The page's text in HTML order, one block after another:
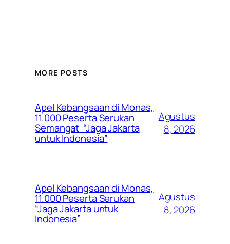
MORE POSTS
Apel Kebangsaan di Monas,
11.000 Peserta Serukan
Semangat “Jaga Jakarta
untuk Indonesia”
Agustus
8, 2026
Apel Kebangsaan di Monas,
11.000 Peserta Serukan
“Jaga Jakarta untuk
Indonesia”
Agustus
8, 2026